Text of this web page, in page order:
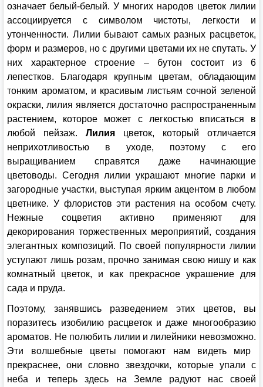
означает белый-белый. У многих народов цветок лилии
ассоциируется с символом чистоты, легкости и
утонченности. Лилии бывают самых разных расцветок,
форм и размеров, но с другими цветами их не спутать. У
них характерное строение – бутон состоит из 6
лепестков.
Благодаря крупным цветам, обладающим
тонким ароматом, и красивым листьям сочной зеленой
окраски, лилия является достаточно распространенным
растением, которое может с легкостью вписаться в
любой пейзаж.Лилия цветок, который отличается
неприхотливостью в уходе, поэтому с его
выращиванием справятся даже начинающие
цветоводы. Сегодня лилии украшают многие парки и
загородные участки, выступая ярким акцентом в любом
цветнике. У флористов эти растения на особом счету.
Нежные соцветия активно применяют для
декорирования торжественных мероприятий, создания
элегантных композиций. По своей популярности лилии
уступают лишь розам, прочно занимая свою нишу и как
комнатный цветок, и как прекрасное украшение для
сада и пруда.
Поэтому, занявшись разведением этих цветов, вы
поразитесь изобилию расцветок и даже многообразию
ароматов. Не полюбить лилии и лилейники невозможно.
Эти волшебные цветы помогают нам видеть мир
прекраснее, они словно звездочки, которые упали с
неба и теперь здесь на Земле радуют нас своей